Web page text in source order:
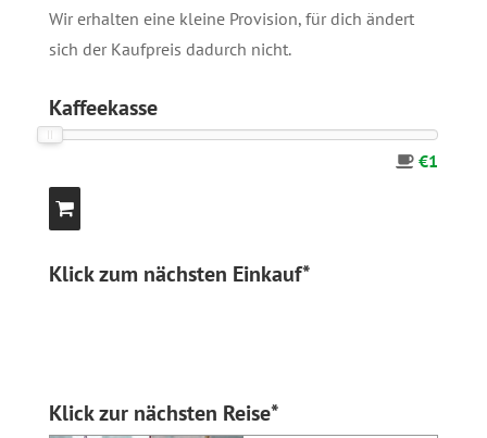
Wir erhalten eine kleine Provision, für dich ändert
sich der Kaufpreis dadurch nicht.
Kaffeekasse
€1
Klick zum nächsten Einkauf*
Klick zur nächsten Reise*